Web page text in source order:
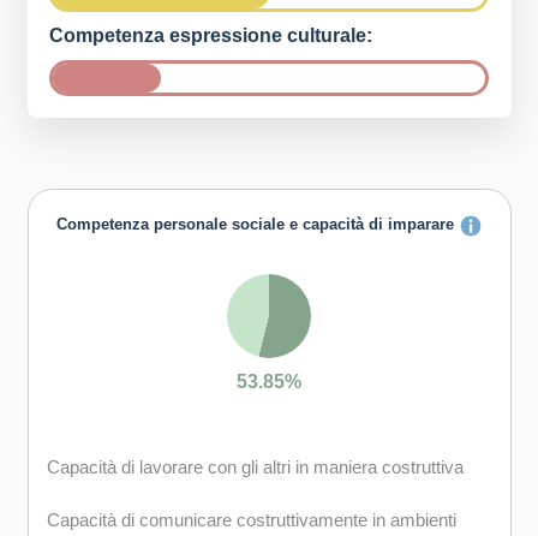
Competenza espressione culturale:
Competenza personale sociale e capacità di imparare
53.85%
Capacità di lavorare con gli altri in maniera costruttiva
Capacità di comunicare costruttivamente in ambienti